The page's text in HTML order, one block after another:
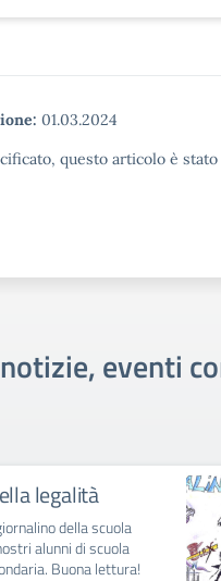
01.03.2024
questo articolo è
eventi
legalità
della scuola
alunni di scuola
Buona lettura!